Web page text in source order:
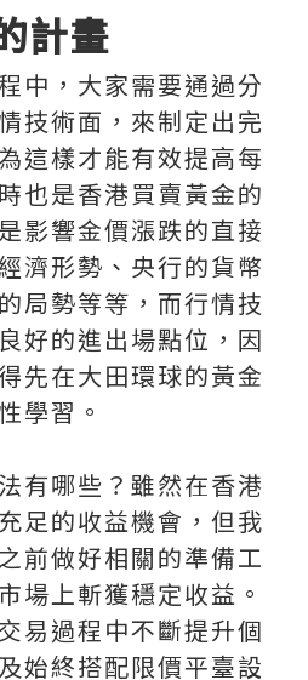
計畫
中，大家需要通過分
技術面，來制定出完
這樣才能有效提高每
也是香港買賣黃金的
影響金價漲跌的直接
濟形勢、央行的貨幣
局勢等等，而行情技
好的進出場點位，因
先在大田環球的黃金
學習。
有哪些？雖然在香港
足的收益機會，但我
前做好相關的準備工
場上斬獲穩定收益。
易過程中不斷提升個
始終搭配限價平臺設